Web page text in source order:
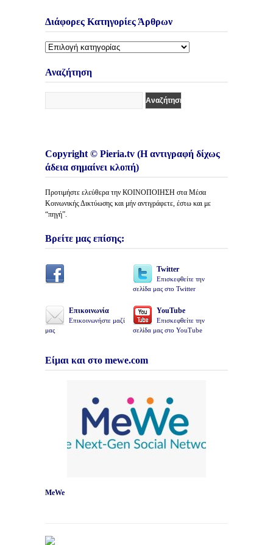
Διάφορες Κατηγορίες Άρθρων
Διάφορες
Άρθρων
Αναζήτηση
Copyright © Pieria.tv (Η αντιγραφή δίχως
άδεια σημαίνει κλοπή)
Προτιμήστε ελεύθερα την ΚΟΙΝΟΠΟΙΗΣΗ στα Μέσα
Κοινωνικής Δικτύωσης και μήν αντιγράφετε, έστω και με
“πηγή”.
Βρείτε μας επίσης:
Twitter
Επισκεφθείτε την
σελίδα μας στο Twitter
Επικοινωνία
Επικοινωνήστε μαζί
μας
YouTube
Επισκεφθείτε την
σελίδα μας στο YouTube
Είμαι και στο mewe.com
MeWe